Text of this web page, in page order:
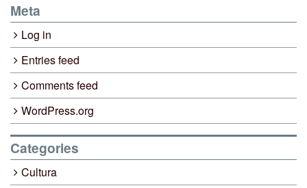
Meta
Log in
Entries feed
Comments feed
WordPress.org
Categories
Cultura